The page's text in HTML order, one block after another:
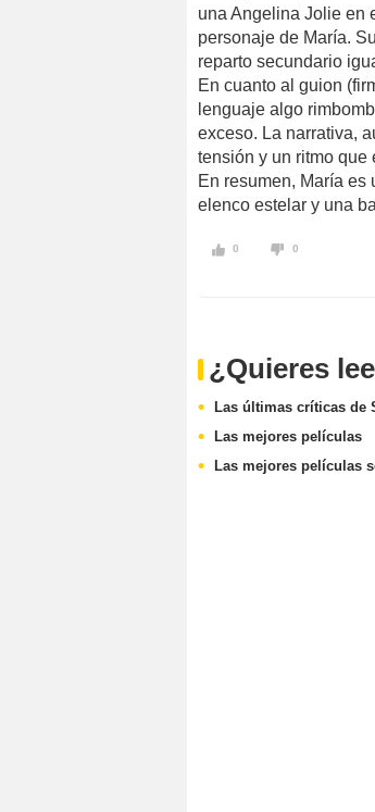
una Angelina Jolie en
personaje de María.
reparto secundario
En cuanto al guion
lenguaje algo
exceso. La narrativa,
tensión y un ritmo que
En resumen, María
elenco estelar y una
0 0
¿Quieres
Las últimas críticas de
Las mejores películas
Las mejores películas